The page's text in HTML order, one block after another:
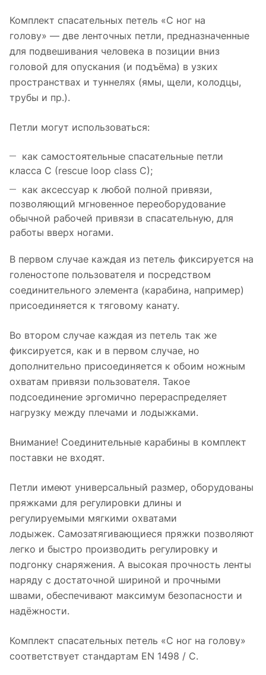
Комплект спасательных петель «С ног на
голову» — две ленточных петли, предназначенные
для подвешивания человека в позиции вниз
головой для опускания (и подъёма) в узких
пространствах и туннелях (ямы, щели, колодцы,
трубы и пр.).
Петли могут использоваться:
как самостоятельные спасательные петли
класса С (rescue loop class С);
как аксессуар к любой полной привязи,
позволяющий мгновенное переоборудование
обычной рабочей привязи в спасательную, для
работы вверх ногами.
В первом случае каждая из петель фиксируется на
голеностопе пользователя и посредством
соединительного элемента (карабина, например)
присоединяется к тяговому канату.
Во втором случае каждая из петель так же
фиксируется, как и в первом случае, но
дополнительно присоединяется к обоим ножным
охватам привязи пользователя. Такое
подсоединение эргомично перераспределяет
нагрузку между плечами и лодыжками.
Внимание! Соединительные карабины в комплект
поставки не входят.
Петли имеют универсальный размер, оборудованы
пряжками для регулировки длины и
регулируемыми мягкими охватами
лодыжек. Самозатягивающиеся пряжки позволяют
легко и быстро производить регулировку и
подгонку снаряжения. А высокая прочность ленты
наряду с достаточной шириной и прочными
швами, обеспечивают максимум безопасности и
надёжности.
Комплект спасательных петель «С ног на голову»
соответствует стандартам EN 1498 / C.